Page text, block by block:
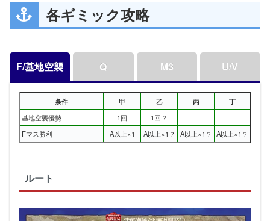
各ギミック攻略
F/基地空襲
条件 甲 乙 丙
丁
基地空襲優勢
1回
1回？
Fマス勝利
A以上×1 A以上×1？ A以上×1？ A以上×1？
ルート
Q M3 U/V